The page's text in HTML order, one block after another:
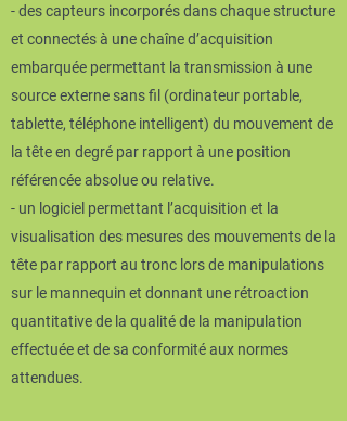
- des capteurs incorporés dans chaque structure
et connectés à une chaîne d’acquisition
embarquée permettant la transmission à une
source externe sans fil (ordinateur portable,
tablette, téléphone intelligent) du mouvement de
la tête en degré par rapport à une position
référencée absolue ou relative.
- un logiciel permettant l’acquisition et la
visualisation des mesures des mouvements de la
tête par rapport au tronc lors de manipulations
sur le mannequin et donnant une rétroaction
quantitative de la qualité de la manipulation
effectuée et de sa conformité aux normes
attendues.